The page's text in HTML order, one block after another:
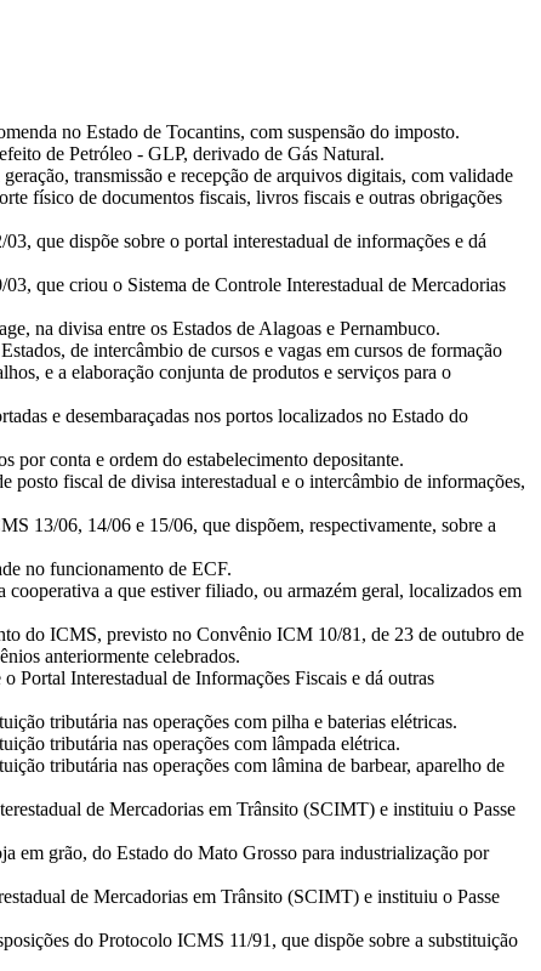
no Estado de Tocantins, com suspensão do imposto.
de Petróleo - GLP, derivado de Gás Natural.
transmissão e recepção de arquivos digitais, com validade
físico de documentos fiscais, livros fiscais e outras obrigações
que dispõe sobre o portal interestadual de informações e dá
que criou o Sistema de Controle Interestadual de Mercadorias
na divisa entre os Estados de Alagoas e Pernambuco.
de intercâmbio de cursos e vagas em cursos de formação
e a elaboração conjunta de produtos e serviços para o
e desembaraçadas nos portos localizados no Estado do
por conta e ordem do estabelecimento depositante.
posto fiscal de divisa interestadual e o intercâmbio de informações,
13/06, 14/06 e 15/06, que dispõem, respectivamente, sobre a
no funcionamento de ECF.
a que estiver filiado, ou armazém geral, localizados em
do ICMS, previsto no Convênio ICM 10/81, de 23 de outubro de
anteriormente celebrados.
Portal Interestadual de Informações Fiscais e dá outras
tributária nas operações com pilha e baterias elétricas.
tributária nas operações com lâmpada elétrica.
tributária nas operações com lâmina de barbear, aparelho de
de Mercadorias em Trânsito (SCIMT) e instituiu o Passe
em grão, do Estado do Mato Grosso para industrialização por
de Mercadorias em Trânsito (SCIMT) e instituiu o Passe
do Protocolo ICMS 11/91, que dispõe sobre a substituição